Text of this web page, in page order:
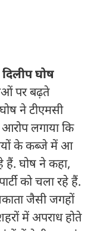
घोष
पर बढ़ते
ने टीएमसी
आरोप लगाया कि
के कब्जे में आ
हैं. घोष ने कहा,
को चला रहे हैं.
जैसी जगहों
में अपराध होते